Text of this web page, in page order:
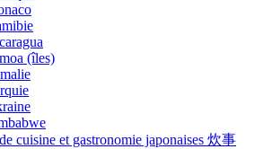
(îles)
cuisine et gastronomie japonaises 炊事